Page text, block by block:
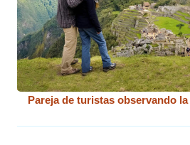
Pareja de turistas observando